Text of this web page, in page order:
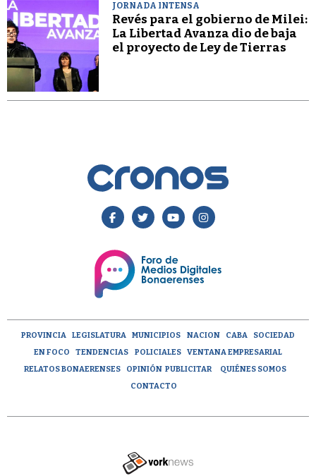
JORNADA INTENSA
Revés para el gobierno de Milei:
La Libertad Avanza dio de baja
el proyecto de Ley de Tierras
PROVINCIA LEGISLATURA MUNICIPIOS NACION CABA
SOCIEDAD
EN FOCO
TENDENCIAS POLICIALES
VENTANA EMPRESARIAL
RELATOS BONAERENSES
OPINIÓN PUBLICITAR
QUIÉNES SOMOS
CONTACTO